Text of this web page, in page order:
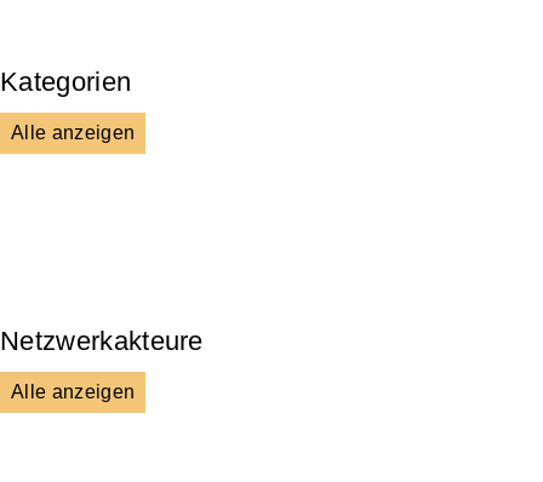
Kategorien
Alle anzeigen
Netzwerkakteure
Alle anzeigen